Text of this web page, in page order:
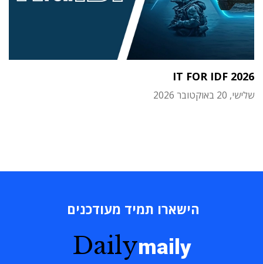
IT FOR IDF 2026
שלישי, 20 באוקטובר 2026
הישארו תמיד מעודכנים
Dailymaily